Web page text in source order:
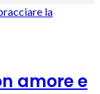
amore e